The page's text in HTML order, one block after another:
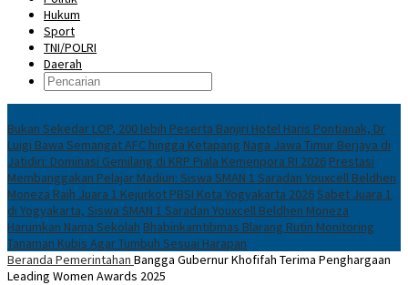
Hukum
Sport
TNI/POLRI
Daerah
Bukan Sekedar LOP, 200 lebih Peserta Banjiri Hotel Haris Pontianak, Dr
Luigi Bawa Semangat AFC hingga Ketapang Naga Jawa Timur Berjaya di
Jatidiri: Dominasi Gemilang di KRP Piala Kemenpora RI 2026 Prestasi
Membanggakan Pelajar Madiun: Siswa SMAN 1 Saradan Youxcell Beldhen
Moneza Raih Juara 1 Kejurkot PBSI Kota Yogyakarta 2026Sabet Juara 1
di Yogyakarta, Siswa SMAN 1 Saradan Youxcell Beldhen Moneza
Harumkan Nama Sekolah Bhabinkamtibmas Blarang Rutin Monitoring
Tanaman Kubis Agar Tumbuh Sesuai Harapan
Beranda Pemerintahan Bangga Gubernur Khofifah Terima Penghargaan
Leading Women Awards 2025